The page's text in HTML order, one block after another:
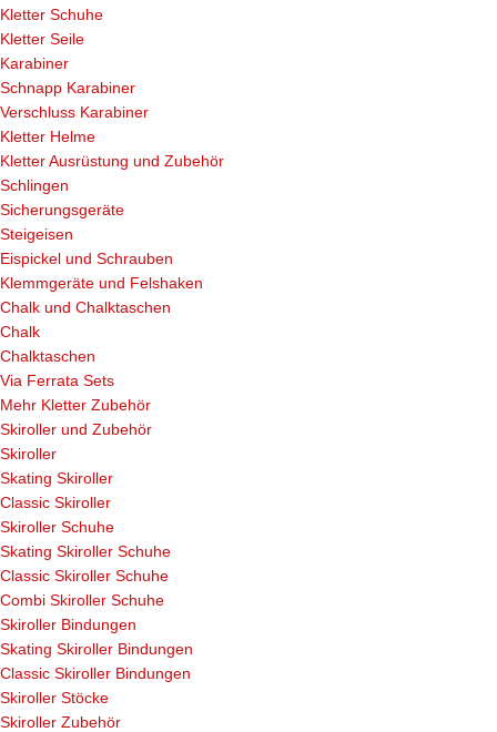
Kletter Schuhe
Kletter Seile
Karabiner
Schnapp Karabiner
Verschluss Karabiner
Kletter Helme
Kletter Ausrüstung und Zubehör
Schlingen
Sicherungsgeräte
Steigeisen
Eispickel und Schrauben
Klemmgeräte und Felshaken
Chalk und Chalktaschen
Chalk
Chalktaschen
Via Ferrata Sets
Mehr Kletter Zubehör
Skiroller und Zubehör
Skiroller
Skating Skiroller
Classic Skiroller
Skiroller Schuhe
Skating Skiroller Schuhe
Classic Skiroller Schuhe
Combi Skiroller Schuhe
Skiroller Bindungen
Skating Skiroller Bindungen
Classic Skiroller Bindungen
Skiroller Stöcke
Skiroller Zubehör